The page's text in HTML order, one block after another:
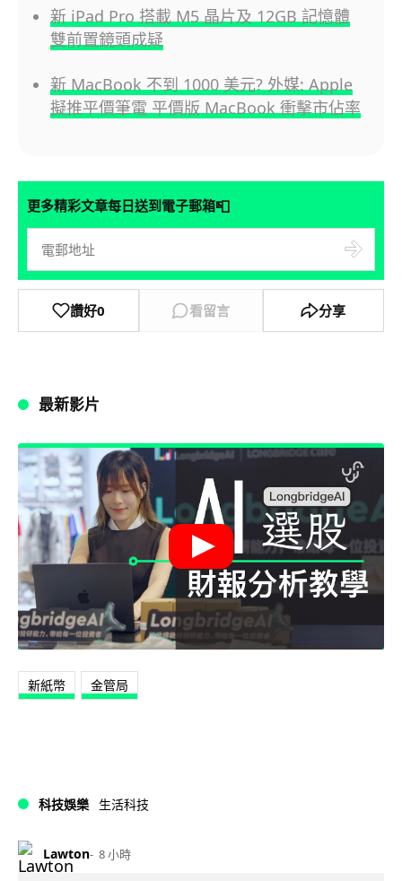
新 iPad Pro 搭載 M5 晶片及 12GB 記憶體
雙前置鏡頭成疑
新 MacBook 不到 1000 美元? 外媒: Apple
擬推平價筆電 平價版 MacBook 衝擊市佔率
更多精彩文章每日送到電子郵箱📮
讚好0 看留言 分享
最新影片
新紙幣 金管局
科技娛樂 生活科技
Lawton 8 小時